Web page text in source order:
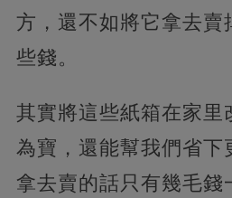
方，還不如將它拿去賣
些錢。
其實將這些紙箱在家里
為寶，還能幫我們省下
拿去賣的話只有幾毛錢